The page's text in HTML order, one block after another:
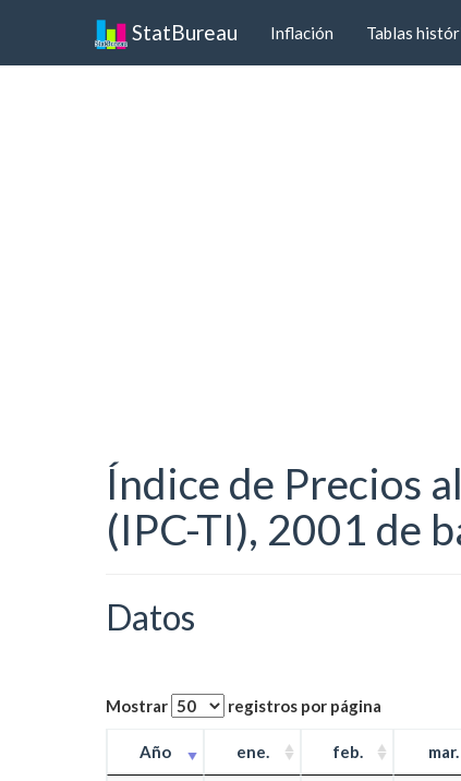
StatBureau Inflación Tablas
Índice de Precios
(IPC-TI), 2001 de
Datos
Mostrar registros por página
Año ene. feb. mar.